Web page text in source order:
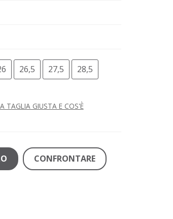
26,5 27,5
28,5
TAGLIA GIUSTA E COS'È
CONFRONTARE